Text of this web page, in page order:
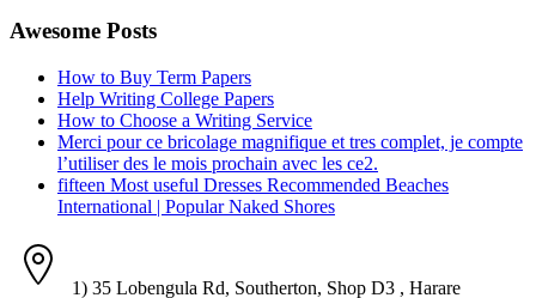
Awesome Posts
How to Buy Term Papers
Help Writing College Papers
How to Choose a Writing Service
Merci pour ce bricolage magnifique et tres complet, je compte
l’utiliser des le mois prochain avec les ce2.
fifteen Most useful Dresses Recommended Beaches
International | Popular Naked Shores
1) 35 Lobengula Rd, Southerton, Shop D3 , Harare